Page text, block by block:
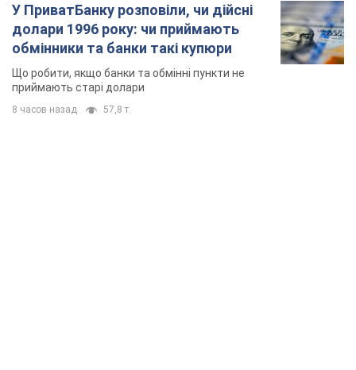
У ПриватБанку розповіли, чи дійсні
долари 1996 року: чи приймають
обмінники та банки такі купюри
Що робити, якщо банки та обмінні пункти не
приймають старі долари
8 часов назад 57,8 т.